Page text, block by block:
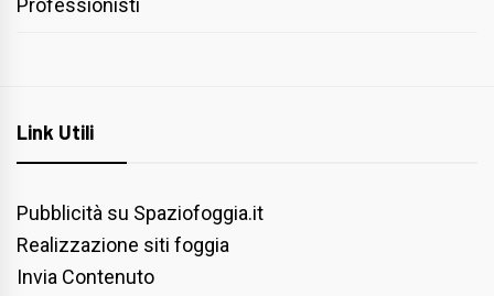
Professionisti
Link Utili
Pubblicità su Spaziofoggia.it
Realizzazione siti foggia
Invia Contenuto